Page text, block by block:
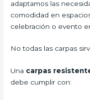
adaptamos las
comodidad en
celebración o evento
No todas las carpas
Una carpas
debe cumplir con: